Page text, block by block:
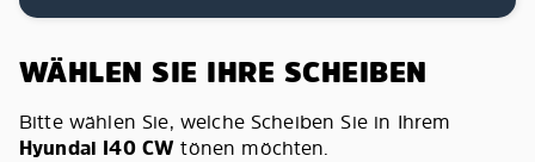
WÄHLEN SIE IHRE SCHEIBEN
Bitte wählen Sie, welche Scheiben Sie in Ihrem
Hyundai I40 CW tönen möchten.